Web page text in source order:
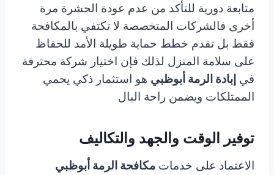
متابعة دورية للتأكد من عدم عودة الحشرة مرة
أخرى فالشركات المتخصصة لا تكتفي بالمكافحة
فقط بل تقدم خطط حماية طويلة الأمد للحفاظ
على سلامة المنزل لذلك فإن اختيار شركة محترفة
في إبادة الرمة أبوظبي هو استثمار ذكي يحمي
الممتلكات ويضمن راحة البال
توفير الوقت والجهد والتكاليف
الاعتماد على خدمات مكافحة الرمة أبوظبي